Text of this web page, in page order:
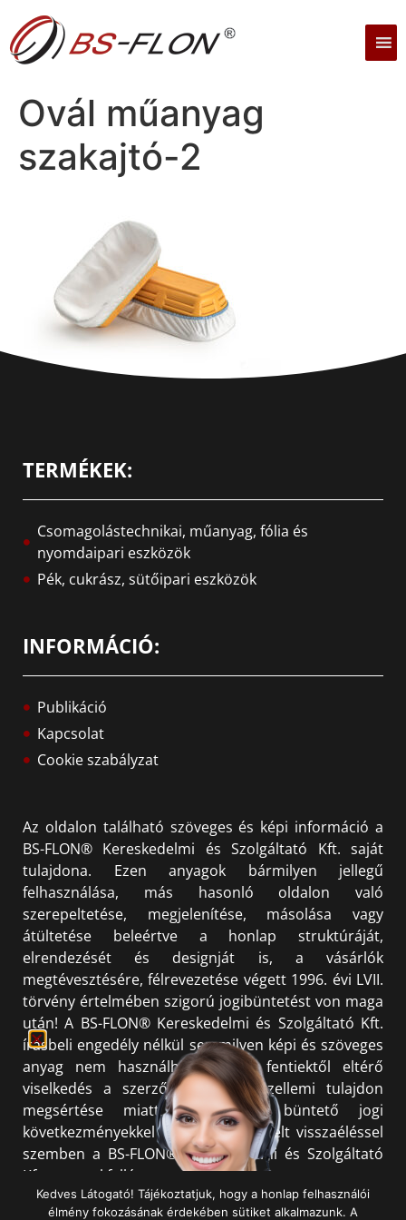
Ovál műanyag
szakajtó-2
TERMÉKEK:
Csomagolástechnikai, műanyag, fólia és
nyomdaipari eszközök
Pék, cukrász, sütőipari eszközök
INFORMÁCIÓ:
Publikáció
Kapcsolat
Cookie szabályzat
Az oldalon található szöveges és képi információ a
BS-FLON® Kereskedelmi és Szolgáltató Kft. saját
tulajdona. Ezen anyagok bármilyen jellegű
felhasználása, más hasonló oldalon való
szerepeltetése, megjelenítése, másolása vagy
átültetése beleértve a honlap struktúráját,
elrendezését és designját is, a vásárlók
megtévesztésére, félrevezetése végett 1996. évi LVII.
törvény értelmében szigorú jogibüntetést von maga
után! A BS-FLON® Kereskedelmi és Szolgáltató Kft.
írásbeli engedély nélkül semmilyen képi és szöveges
anyag nem használható fel. A fentiektől eltérő
viselkedés a szerzői jog és a szellemi tulajdon
megsértése miatt polgári és büntető jogi
következményekkel jár. Minden észlelt visszaéléssel
szemben a BS-FLON® Kereskedelmi és Szolgáltató
Kft. azonnal fellép.
Kedves Látogató! Tájékoztatjuk, hogy a honlap felhasználói
élmény fokozásának érdekében sütiket alkalmazunk. A